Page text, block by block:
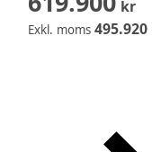
kr
Exkl. moms 495.920